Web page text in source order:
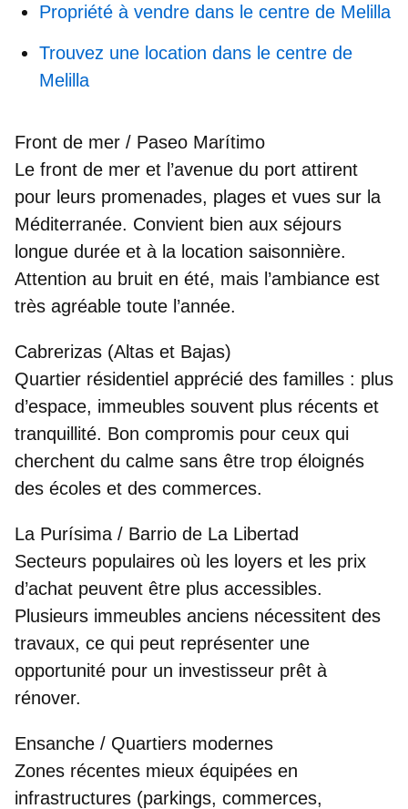
Propriété à vendre dans le centre de Melilla
Trouvez une location dans le centre de
Melilla
Front de mer / Paseo Marítimo
Le front de mer et l’avenue du port attirent
pour leurs promenades, plages et vues sur la
Méditerranée. Convient bien aux séjours
longue durée et à la location saisonnière.
Attention au bruit en été, mais l’ambiance est
très agréable toute l’année.
Cabrerizas (Altas et Bajas)
Quartier résidentiel apprécié des familles : plus
d’espace, immeubles souvent plus récents et
tranquillité. Bon compromis pour ceux qui
cherchent du calme sans être trop éloignés
des écoles et des commerces.
La Purísima / Barrio de La Libertad
Secteurs populaires où les loyers et les prix
d’achat peuvent être plus accessibles.
Plusieurs immeubles anciens nécessitent des
travaux, ce qui peut représenter une
opportunité pour un investisseur prêt à
rénover.
Ensanche / Quartiers modernes
Zones récentes mieux équipées en
infrastructures (parkings, commerces,